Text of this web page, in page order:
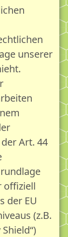
unserer
Art. 44
offiziell
der EU
(z.B.